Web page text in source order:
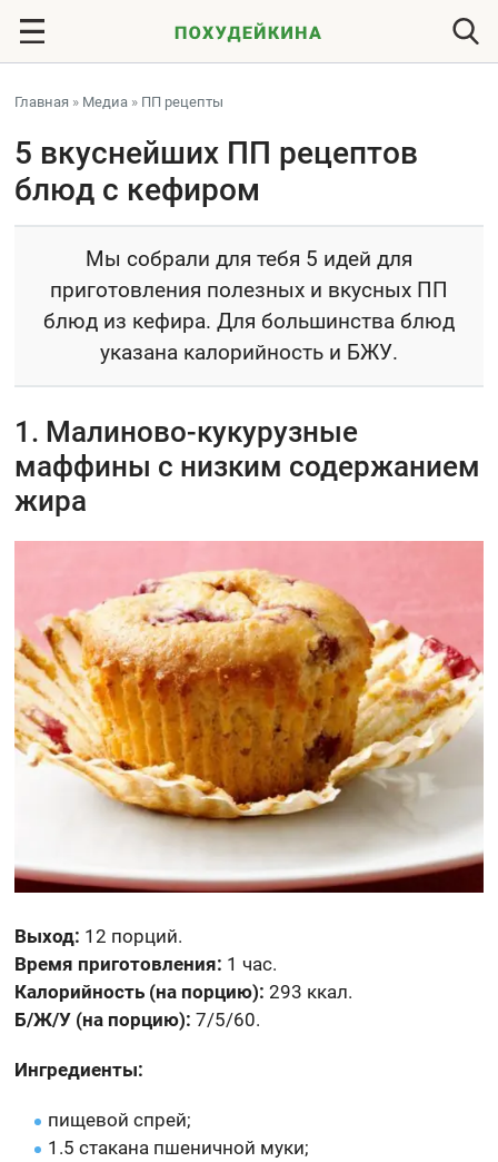
Главная » Медиа » ПП рецепты
5 вкуснейших ПП рецептов
блюд с кефиром
Мы собрали для тебя 5 идей для
приготовления полезных и вкусных ПП
блюд из кефира. Для большинства блюд
указана калорийность и БЖУ.
1. Малиново-кукурузные
маффины с низким содержанием
жира
Выход: 12 порций.
Время приготовления: 1 час.
Калорийность (на порцию): 293 ккал.
Б/Ж/У (на порцию): 7/5/60.
Ингредиенты:
пищевой спрей;
1.5 стакана пшеничной муки;